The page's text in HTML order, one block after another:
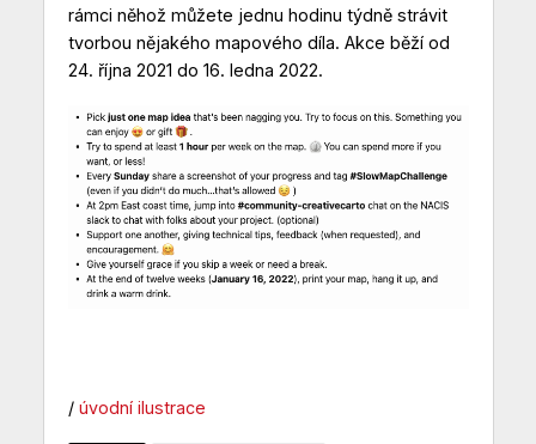
rámci něhož můžete jednu hodinu týdně strávit
tvorbou nějakého mapového díla. Akce běží od
24. října 2021 do 16. ledna 2022.
/ úvodní ilustrace